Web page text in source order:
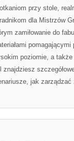
przy stole,
dla Mistrzów
zamiłowanie do
poziomie, a
znajdziesz
jak zarządzać